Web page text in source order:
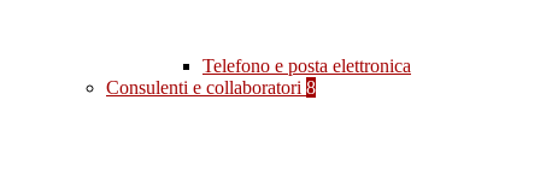
Telefono e posta elettronica
Consulenti e collaboratori 8